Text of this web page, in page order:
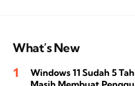
What’s New
Windows 11 Sudah 5